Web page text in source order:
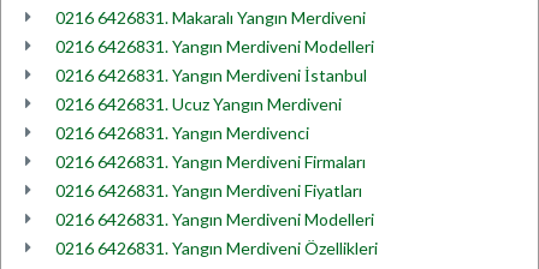
0216 6426831. Makaralı Yangın Merdiveni
0216 6426831. Yangın Merdiveni Modelleri
0216 6426831. Yangın Merdiveni İstanbul
0216 6426831. Ucuz Yangın Merdiveni
0216 6426831. Yangın Merdivenci
0216 6426831. Yangın Merdiveni Firmaları
0216 6426831. Yangın Merdiveni Fiyatları
0216 6426831. Yangın Merdiveni Modelleri
0216 6426831. Yangın Merdiveni Özellikleri